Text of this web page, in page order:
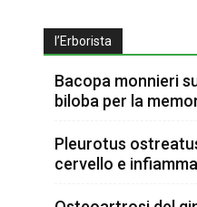
l’Erborista
Bacopa monnieri
biloba per la
Pleurotus
cervello e